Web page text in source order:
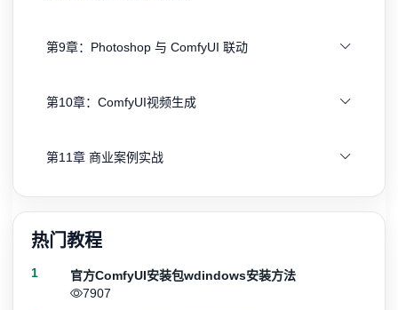
第9章：Photoshop 与 ComfyUI 联动
第10章：ComfyUI视频生成
第11章 商业案例实战
热门教程
1
官方ComfyUI安装包wdindows安装方法
7907